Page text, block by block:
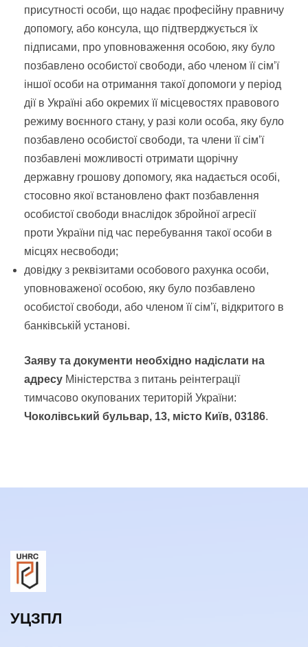
присутності особи, що надає професійну правничу
допомогу, або консула, що підтверджується їх
підписами, про уповноваження особою, яку було
позбавлено особистої свободи, або членом її сім’ї
іншої особи на отримання такої допомоги у період
дії в Україні або окремих її місцевостях правового
режиму воєнного стану, у разі коли особа, яку було
позбавлено особистої свободи, та члени її сім’ї
позбавлені можливості отримати щорічну
державну грошову допомогу, яка надається особі,
стосовно якої встановлено факт позбавлення
особистої свободи внаслідок збройної агресії
проти України під час перебування такої особи в
місцях несвободи;
довідку з реквізитами особового рахунка особи,
уповноваженої особою, яку було позбавлено
особистої свободи, або членом її сім’ї, відкритого в
банківській установі.
Заяву та документи необхідно надіслати на
адресу Міністерства з питань реінтеграції
тимчасово окупованих територій України:
Чоколівський бульвар, 13, місто Київ, 03186.
УЦЗПЛ